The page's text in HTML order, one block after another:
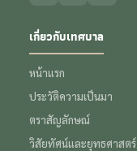
เกี่ยวกับเทศบาล
หน้าแรก
ประวัติความเป็นมา
ตราสัญลักษณ์
วิสัยทัศน์และยุทธศาสตร์